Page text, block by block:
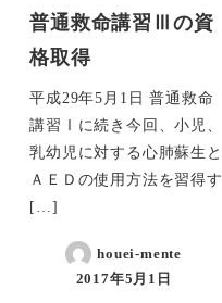
普通救命講習Ⅲの資
格取得
平成29年5月1日 普通救命
講習Ⅰに続き今回、小児、
乳幼児に対する心肺蘇生と
ＡＥＤの使用方法を習得す
[…]
houei-mente
2017年5月1日